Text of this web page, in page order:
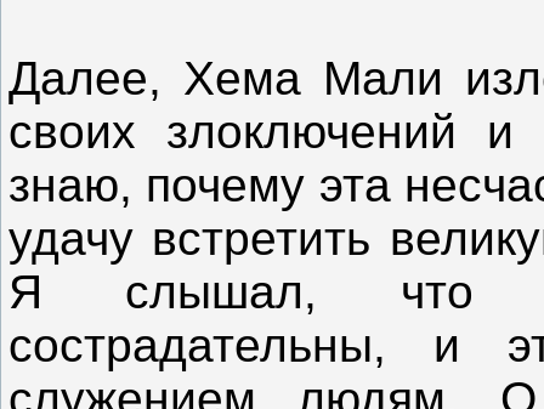
Далее, Хема Мали
своих злоключений
знаю, почему эта
удачу встретить
Я слышал, что
сострадательны, и